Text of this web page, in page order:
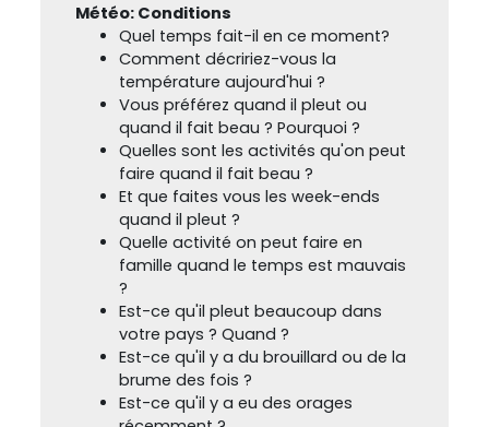
Météo: Conditions
Quel temps fait-il en ce moment?
Comment décririez-vous la
température aujourd'hui ?
Vous préférez quand il pleut ou
quand il fait beau ? Pourquoi ?
Quelles sont les activités qu'on peut
faire quand il fait beau ?
Et que faites vous les week-ends
quand il pleut ?
Quelle activité on peut faire en
famille quand le temps est mauvais
?
Est-ce qu'il pleut beaucoup dans
votre pays ? Quand ?
Est-ce qu'il y a du brouillard ou de la
brume des fois ?
Est-ce qu'il y a eu des orages